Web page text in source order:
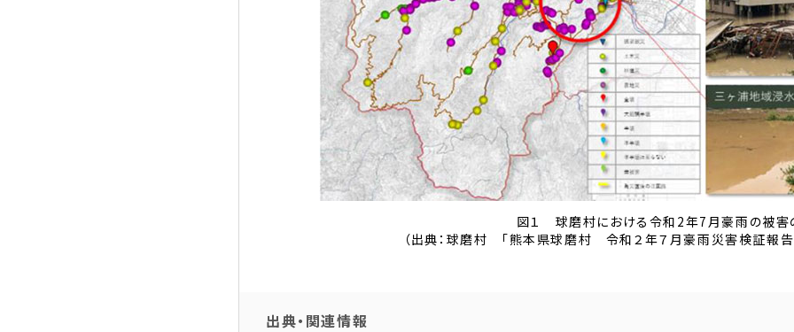
図１ 球磨村における令和2年7月豪雨の被害
（出典：球磨村 「熊本県球磨村 令和２年７月豪雨災害検証報告
出典・関連情報